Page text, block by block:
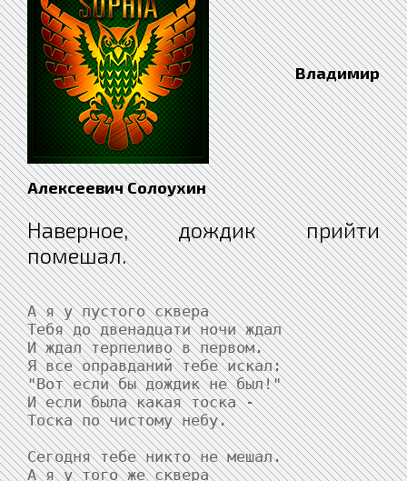
Владимир
Алексеевич Солоухин
Наверное, дождик прийти
помешал.
А я у пустого сквера
Тебя до двенадцати ночи ждал
И ждал терпеливо в первом.
Я все оправданий тебе искал:
"Вот если бы дождик не был!"
И если была какая тоска -
Тоска по чистому небу.
Сегодня тебе никто не мешал.
А я у того же сквера